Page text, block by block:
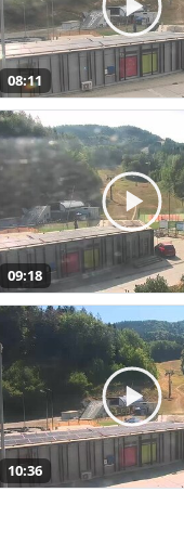
08:11
09:18
10:36